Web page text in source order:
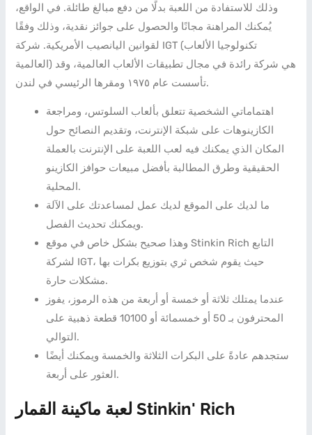
وذلك للاستفادة من اللعبة بدلًا من دفع مبالغ طائلة. في الواقع،
يُمكنك المراهنة مجانًا والحصول على جوائز نقدية، وذلك وفقًا
لقوانين اليانصيب الأمريكية. شركة IGT (تكنولوجيا الألعاب
العالمية) هي شركة رائدة في مجال تطبيقات الألعاب العالمية، وقد
تأسست عام ١٩٧٥ ومقرها الرئيسي في لندن.
اهتماماتي الشخصية تتعلق بألعاب السلوتس، ومراجعة
الكازينوهات على شبكة الإنترنت، وتقديم النصائح حول
المكان الذي يمكنك فيه لعب اللعبة على الإنترنت بالعملة
الحقيقية وطرق المطالبة بأفضل مبيعات حوافز الكازينو
المحلية.
ما لديك على الموقع لديك عمل لمساعدتك على الآلة
ويمكنك تحديث الفصل.
وهذا صحيح بشكل خاص في موقع Stinkin Rich التابع
لشركة IGT، حيث يقوم شخص ثري بتوزيع بكرات بها
مشكلات حارة.
عندما يمتلك ثلاثة أو خمسة أو أربعة من هذه الرموز، يفوز
المحترفون بـ 50 أو خمسمائة أو 10100 قطعة ذهبية على
التوالي.
ستجدهم عادةً على البكرات الثلاثة والخمسة ويمكنك أيضًا
العثور على أربعة.
لعبة ماكينة القمار Stinkin' Rich